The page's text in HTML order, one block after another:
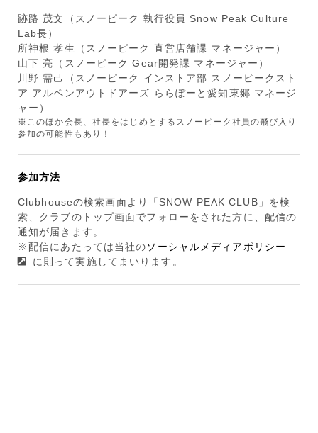
跡路 茂文（スノーピーク 執行役員 Snow Peak Culture
Lab長）
所神根 孝生（スノーピーク 直営店舗課 マネージャー）
山下 亮（スノーピーク Gear開発課 マネージャー）
川野 需己（スノーピーク インストア部 スノーピークスト
ア アルペンアウトドアーズ ららぽーと愛知東郷 マネージ
ャー）
※このほか会長、社長をはじめとするスノーピーク社員の飛び入り
参加の可能性もあり！
参加方法
Clubhouseの検索画面より「SNOW PEAK CLUB」を検
索、クラブのトップ画面でフォローをされた方に、配信の
通知が届きます。
※配信にあたっては当社のソーシャルメディアポリシー
に則って実施してまいります。